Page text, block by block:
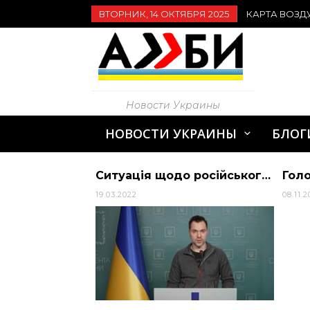
ВТОРНИК, 14 ОКТЯБРЯ 2025 КАРТА
Новости Украины
НОВОСТИ УКРАИНЫ
Ситуація щодо російського вторгнення – брифінг радника керівника Офісу Президент… | АЛИБИ
19.03.2022